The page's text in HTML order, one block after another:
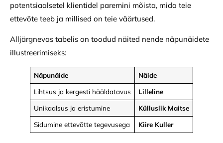
potentsiaalsetel klientidel paremini mõista, mida teie
ettevõte teeb ja millised on teie väärtused.
Alljärgnevas tabelis on toodud näited nende näpunäidete
illustreerimiseks:
Näpunäide
Näide
Lihtsus ja kergesti hääldatavus
Lilleline
Unikaalsus ja eristumine
Külluslik Maitse
Sidumine ettevõtte tegevusega
Kiire Kuller